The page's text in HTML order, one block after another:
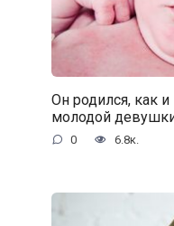
Он родился, как
молодой
0 6.8к.